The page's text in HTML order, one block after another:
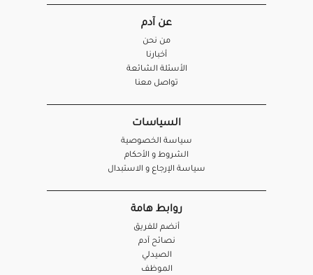
عن آدم
من نحن
أخبارنا
الأسئلة الشائعة
تواصل معنا
السياسات
سياسة الخصوصية
الشروط و الأحكام
سياسة الإرجاع و الاستبدال
روابط هامة
أنضم للفريق
نصائح آدم
الصيدلي
الموظف